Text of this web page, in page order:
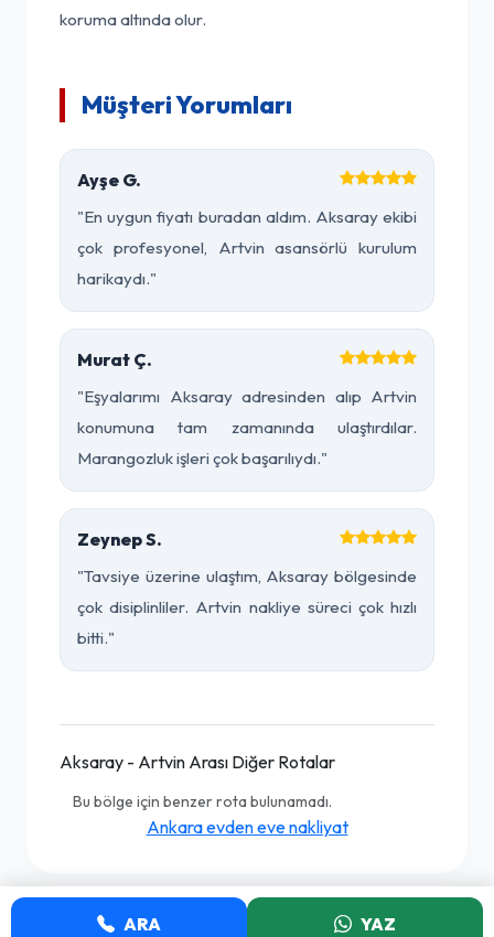
koruma altında olur.
Müşteri Yorumları
Ayşe G.
"En uygun fiyatı buradan aldım. Aksaray ekibi
çok profesyonel, Artvin asansörlü kurulum
harikaydı."
Murat Ç.
"Eşyalarımı Aksaray adresinden alıp Artvin
konumuna tam zamanında ulaştırdılar.
Marangozluk işleri çok başarılıydı."
Zeynep S.
"Tavsiye üzerine ulaştım, Aksaray bölgesinde
çok disiplinliler. Artvin nakliye süreci çok hızlı
bitti."
Aksaray - Artvin Arası Diğer Rotalar
Bu bölge için benzer rota bulunamadı.
Ankara evden eve nakliyat
ARA YAZ